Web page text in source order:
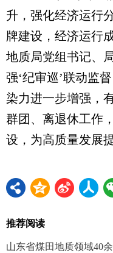
升，强化经济运行
牌建设，经济运行
地质局党组书记、
强‘纪审巡’联动监
染力进一步增强，
群团、离退休工作
设，为高质量发展
推荐阅读
山东省煤田地质领域40